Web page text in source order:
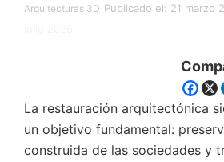
Arquitecturas 3D Publicado el: 21 marzo
La restauración arquitectónica
un objetivo fundamental:
construida de las sociedades y